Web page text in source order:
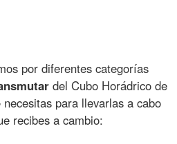
por diferentes categorías
del Cubo Horádrico de
para llevarlas a cabo
recibes a cambio: